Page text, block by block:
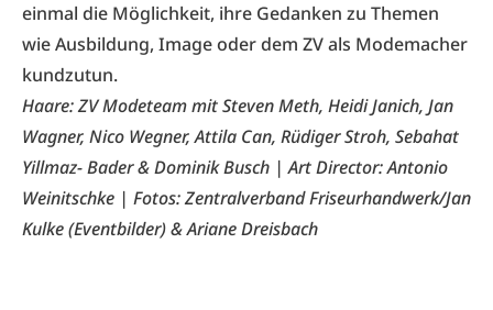
einmal die Möglichkeit, ihre Gedanken zu Themen
wie Ausbildung, Image oder dem ZV als Modemacher
kundzutun.
Haare: ZV Modeteam mit Steven Meth, Heidi Janich, Jan
Wagner, Nico Wegner, Attila Can, Rüdiger Stroh, Sebahat
Yillmaz- Bader & Dominik Busch | Art Director: Antonio
Weinitschke | Fotos: Zentralverband Friseurhandwerk/Jan
Kulke (Eventbilder) & Ariane Dreisbach